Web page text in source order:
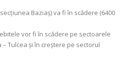
Baziaș) va fi în scădere (6400
vor fi în scădere pe sectoarele
Tulcea și în creștere pe sectorul